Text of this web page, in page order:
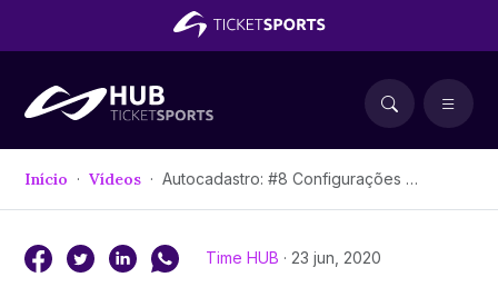
Início Vídeos Autocadastro: #8 Configurações adicionais
Time HUB · 23 jun, 2020